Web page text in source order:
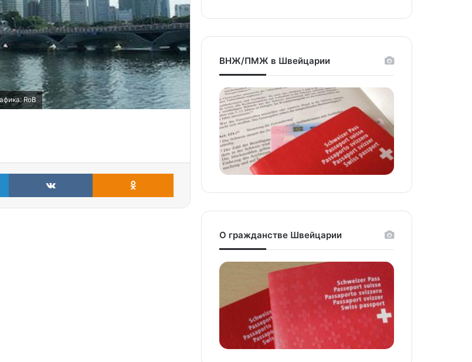
RoB
LinkedIn VKontakte Odnoklassniki
ВНЖ/ПМЖ в Швейцарии
О гражданстве Швейцарии